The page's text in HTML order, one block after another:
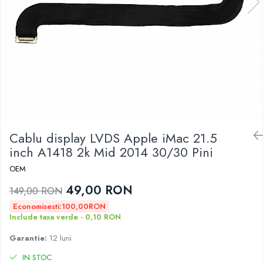
A2251 (Retina 13” 2020)
A2289 (Retina 13” 2020)
Top Piese Mac
Baterii MacBook
Placi de baza
Incarcatoare MacBook
Display MacBook
Tastatura MacBook
MacBook Air
A1369 (13” 2010-2011)
Cablu display LVDS Apple iMac 21.5
inch A1418 2k Mid 2014 30/30 Pini
OEM
149,00 RON 49,00 RON
Economisesti:100,00RON
Include taxa verde - 0,10 RON
Garantie: 12 luni
IN STOC